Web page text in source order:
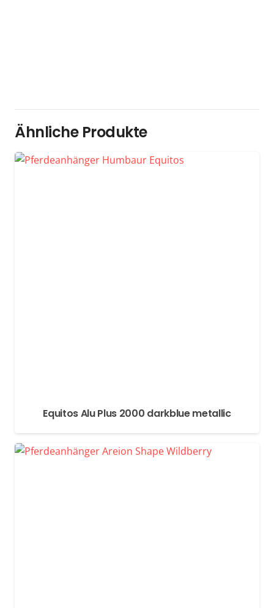
Ähnliche Produkte
Equitos Alu Plus 2000 darkblue metallic